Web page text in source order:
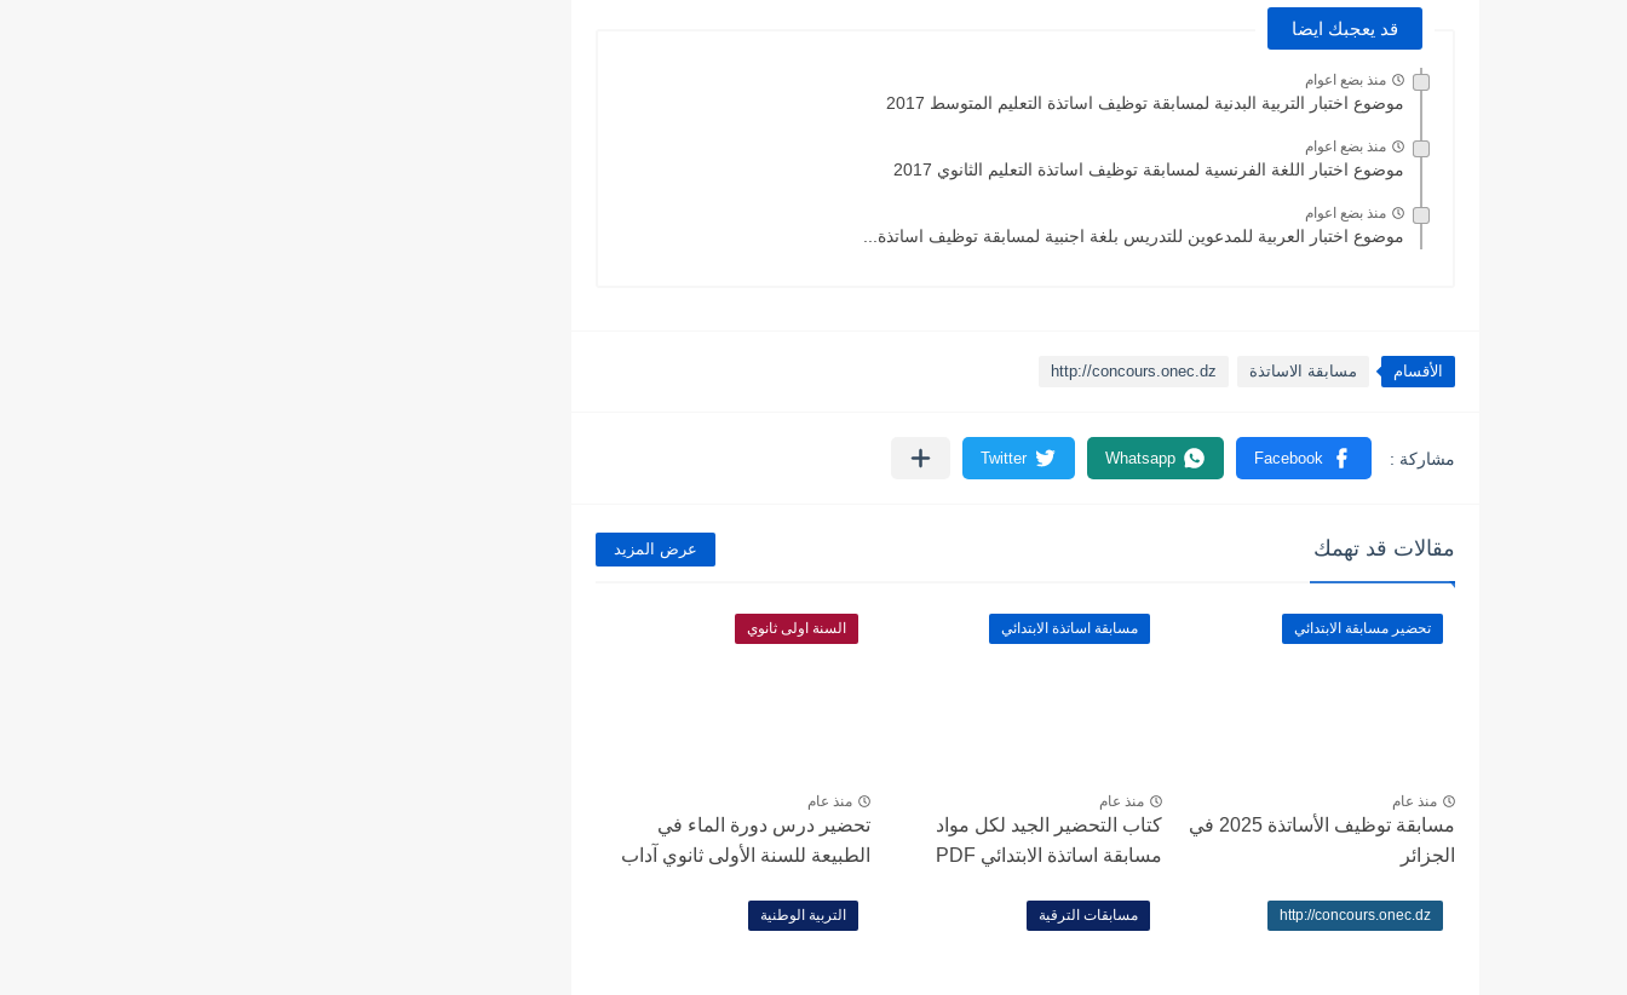
قد يعجبك ايضا
منذ بضع اعوام
موضوع اختبار التربية البدنية لمسابقة توظيف اساتذة التعليم المتوسط 2017
منذ بضع اعوام
موضوع اختبار اللغة الفرنسية لمسابقة توظيف اساتذة التعليم الثانوي 2017
منذ بضع اعوام
موضوع اختبار العربية للمدعوين للتدريس بلغة اجنبية لمسابقة توظيف اساتذة...
الأقسام مسابقة الاساتذة http://concours.onec.dz
مقالات قد تهمك عرض المزيد
تحضير مسابقة الابتدائي
منذ عام
مسابقة توظيف الأساتذة 2025 في
الجزائر
مسابقة اساتذة الابتدائي
منذ عام
كتاب التحضير الجيد لكل مواد
مسابقة اساتذة الابتدائي PDF
السنة اولى ثانوي
منذ عام
تحضير درس دورة الماء في
الطبيعة للسنة الأولى ثانوي آداب
http://concours.onec.dz مسابقات الترقية التربية الوطنية